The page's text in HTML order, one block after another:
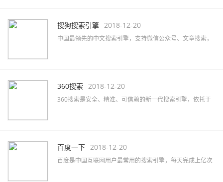
搜狗搜索引擎 2018-12-20
中国最领先的中文搜索引擎，支持微信公众号、文章搜索，
360搜索 2018-12-20
360搜索是安全、精准、可信赖的新一代搜索引擎，依托于
百度一下 2018-12-20
百度是中国互联网用户最常用的搜索引擎，每天完成上亿次